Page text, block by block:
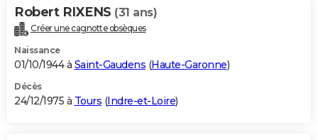
Robert RIXENS (31 ans)
Créer une cagnotte obsèques
Naissance
01/10/1944 à Saint-Gaudens (Haute-Garonne)
Décès
24/12/1975 à Tours (Indre-et-Loire)